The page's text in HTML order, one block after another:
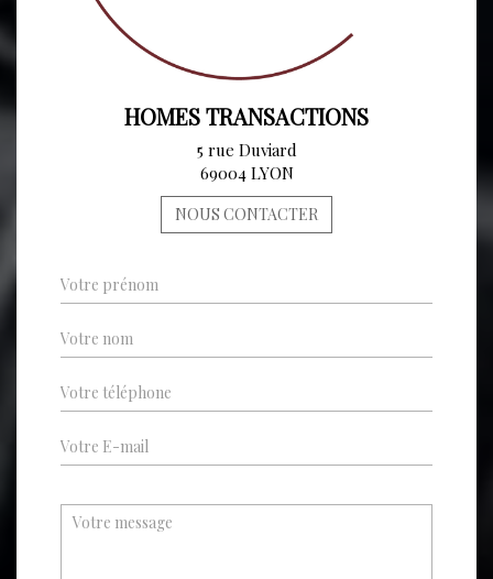
HOMES TRANSACTIONS
5 rue Duviard
69004 LYON
NOUS CONTACTER